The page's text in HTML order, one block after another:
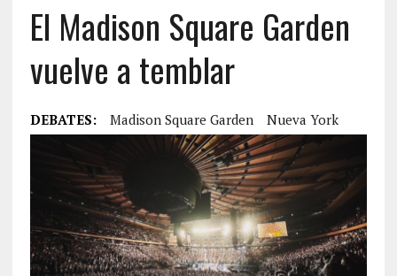
El Madison Square Garden
vuelve a temblar
DEBATES: Madison Square Garden Nueva York